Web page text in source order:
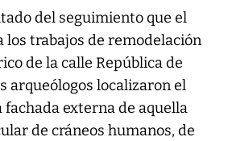
del seguimiento que el
trabajos de remodelación
de la calle República de
arqueólogos localizaron el
externa de aquella
de cráneos humanos, de